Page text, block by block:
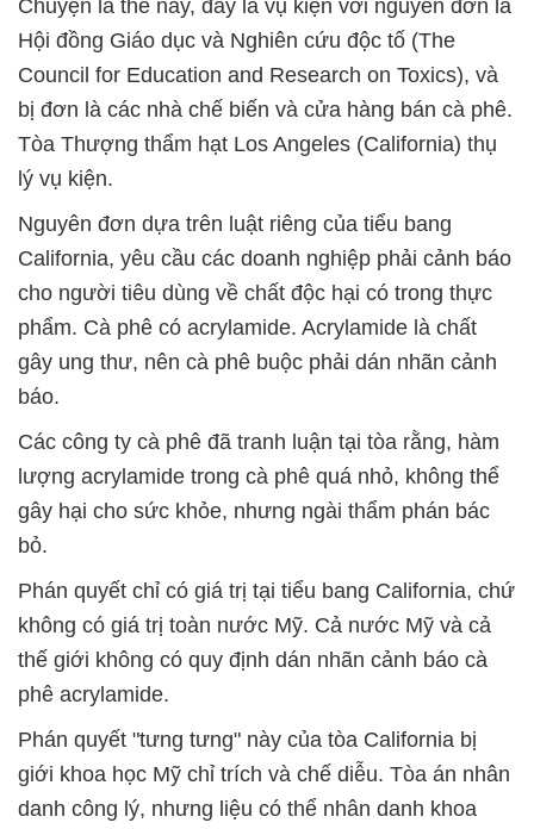
Chuyện là thế này, đây là vụ kiện với nguyên đơn là
Hội đồng Giáo dục và Nghiên cứu độc tố (The
Council for Education and Research on Toxics), và
bị đơn là các nhà chế biến và cửa hàng bán cà phê.
Tòa Thượng thẩm hạt Los Angeles (California) thụ
lý vụ kiện.
Nguyên đơn dựa trên luật riêng của tiểu bang
California, yêu cầu các doanh nghiệp phải cảnh báo
cho người tiêu dùng về chất độc hại có trong thực
phẩm. Cà phê có acrylamide. Acrylamide là chất
gây ung thư, nên cà phê buộc phải dán nhãn cảnh
báo.
Các công ty cà phê đã tranh luận tại tòa rằng, hàm
lượng acrylamide trong cà phê quá nhỏ, không thể
gây hại cho sức khỏe, nhưng ngài thẩm phán bác
bỏ.
Phán quyết chỉ có giá trị tại tiểu bang California, chứ
không có giá trị toàn nước Mỹ. Cả nước Mỹ và cả
thế giới không có quy định dán nhãn cảnh báo cà
phê acrylamide.
Phán quyết "tưng tưng" này của tòa California bị
giới khoa học Mỹ chỉ trích và chế diễu. Tòa án nhân
danh công lý, nhưng liệu có thể nhân danh khoa